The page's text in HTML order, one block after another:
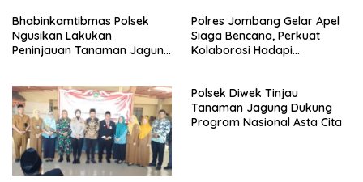
Bhabinkamtibmas Polsek
Ngusikan Lakukan
Peninjauan Tanaman Jagung
Polres Jombang Gelar Apel
Siaga Bencana, Perkuat
Kolaborasi Hadapi
Polsek Diwek Tinjau
Tanaman Jagung Dukung
Program Nasional Asta Cita